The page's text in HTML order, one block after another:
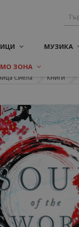
МУЗИКА
ЗОНА
Сиела Книги